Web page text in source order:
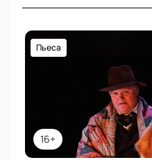
16+
Пьеса